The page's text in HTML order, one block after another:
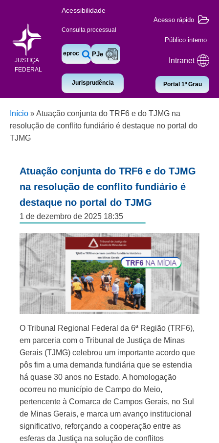
JUSTIÇA
FEDERAL
Acessibilidade
Consulta processual
eproc PJe
Jurisprudência
Acesso rápido
Público interno
Intranet
Portal 1º Grau
Início »Atuação conjunta do TRF6 e do TJMG na
resolução de conflito fundiário é destaque no portal do
TJMG
Atuação conjunta do TRF6 e do TJMG
na resolução de conflito fundiário é
destaque no portal do TJMG
1 de dezembro de 2025 18:35
O Tribunal Regional Federal da 6ª Região (TRF6),
em parceria com o Tribunal de Justiça de Minas
Gerais (TJMG) celebrou um importante acordo que
pôs fim a uma demanda fundiária que se estendia
há quase 30 anos no Estado. A homologação
ocorreu no município de Campo do Meio,
pertencente à Comarca de Campos Gerais, no Sul
de Minas Gerais, e marca um avanço institucional
significativo, reforçando a cooperação entre as
esferas da Justiça na solução de conflitos